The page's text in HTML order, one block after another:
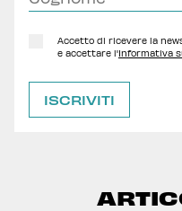
Accetto di ricevere la
e accettare l'Informativa